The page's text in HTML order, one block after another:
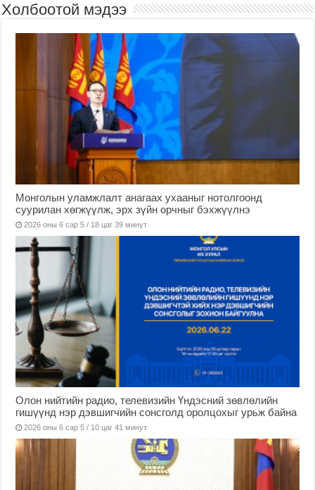
Холбоотой мэдээ
Монголын уламжлалт анагаах ухааныг нотолгоонд
суурилан хөгжүүлж, эрх зүйн орчныг бэхжүүлнэ
2026 оны 6 сар 5 / 18 цаг 39 минут
Олон нийтийн радио, телевизийн Үндэсний зөвлөлийн
гишүүнд нэр дэвшигчийн сонсголд оролцохыг урьж байна
2026 оны 6 сар 5 / 10 цаг 41 минут